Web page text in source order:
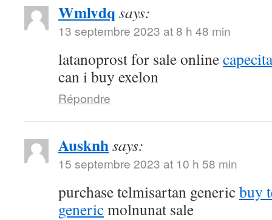
Wmlvdq says:
13 septembre 2023 at 8 h 48 min
latanoprost for sale online
can i buy exelon
Répondre
Ausknhsays:
15 septembre 2023 at 10 h 58 min
purchase telmisartan genericbuy
genericmolnunat sale